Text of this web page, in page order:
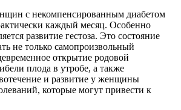
с некомпенсированным диабетом
каждый месяц. Особенно
развитие гестоза. Это состояние
не только самопроизвольный
открытие родовой
плода в утробе, а также
и развитие у женщины
которые могут привести к